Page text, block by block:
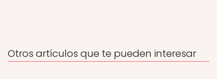
Otros artículos que te pueden interesar